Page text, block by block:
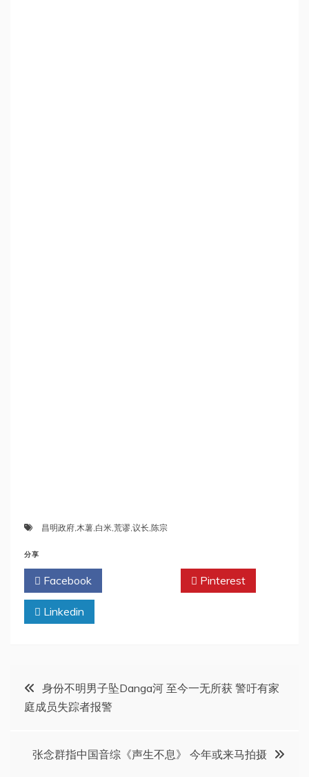
昌明政府 木薯 白米 荒谬 议长 陈宗
分享
Facebook Pinterest
Linkedin
文
章
身份不明男子坠Danga河 至今一无所获 警吁有家
庭成员失踪者报警
张念群指中国音综《声生不息》 今年或来马拍摄